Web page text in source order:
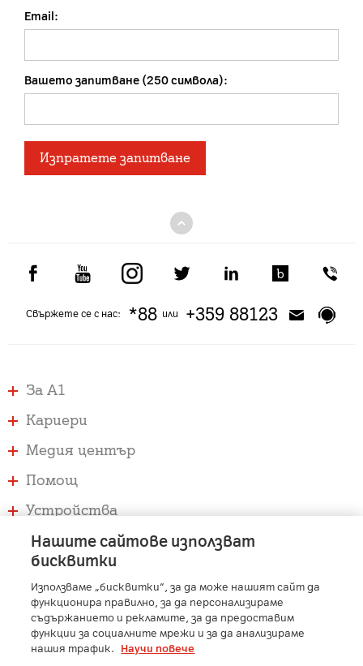
Email:
Вашето запитване (250 символа):
Свържете се с нас: *88или +359 88123
За А1
Кариери
Медия център
Помощ
Устройства
Услуги
A1 Austria - A1 Croatia - A1 Serbia - A1 Belarus
A1 Bulgaria
- A1 Macedonia - A1 Slovenia
A1 Digital
- Member of A1 Group
Нашите сайтове използват
бисквитки
Използваме „бисквитки“, за да може нашият сайт да
функционира правилно, за да персонализираме
съдържанието и рекламите, за да предоставим
функции за социалните мрежи и за да анализираме
нашия трафик.
Научи повече